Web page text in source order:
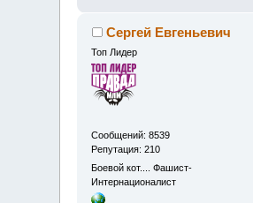
Сергей Евгеньевич
Топ Лидер
Сообщений: 8539
Репутация: 210
Боевой кот.... Фашист-
Интернационалист